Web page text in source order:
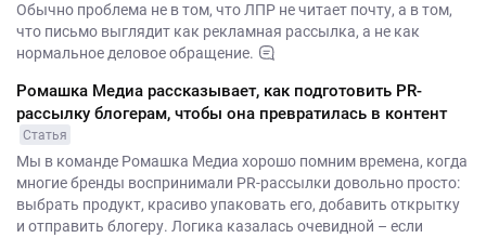
Обычно проблема не в том, что ЛПР не читает почту, а в том,
что письмо выглядит как рекламная рассылка, а не как
нормальное деловое обращение.
Ромашка Медиа рассказывает, как подготовить PR-
рассылку блогерам, чтобы она превратилась в контент
Статья
Мы в команде Ромашка Медиа хорошо помним времена, когда
многие бренды воспринимали PR-рассылки довольно просто:
выбрать продукт, красиво упаковать его, добавить открытку
и отправить блогеру. Логика казалась очевидной – если